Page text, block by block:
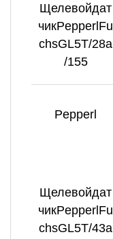
Щелевойдат
чикPepperlFu
chsGL5T/28a
/155
Pepperl
Щелевойдат
чикPepperlFu
chsGL5T/43a